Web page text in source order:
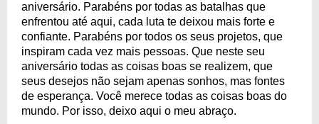
aniversário. Parabéns por todas as batalhas que
enfrentou até aqui, cada luta te deixou mais forte e
confiante. Parabéns por todos os seus projetos, que
inspiram cada vez mais pessoas. Que neste seu
aniversário todas as coisas boas se realizem, que
seus desejos não sejam apenas sonhos, mas fontes
de esperança. Você merece todas as coisas boas do
mundo. Por isso, deixo aqui o meu abraço.